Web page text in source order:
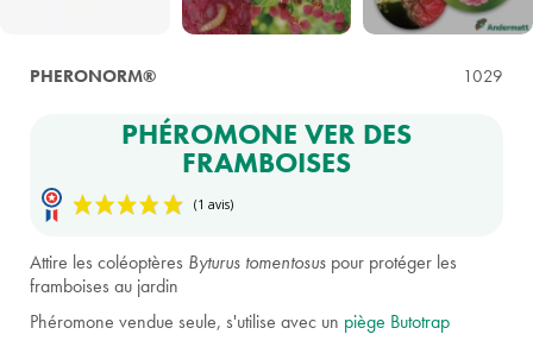
PHERONORM® 1029
PHÉROMONE VER DES
FRAMBOISES
Attire les coléoptères Byturus tomentosus pour protéger les
framboises au jardin
Phéromone vendue seule, s'utilise avec un piège Butotrap